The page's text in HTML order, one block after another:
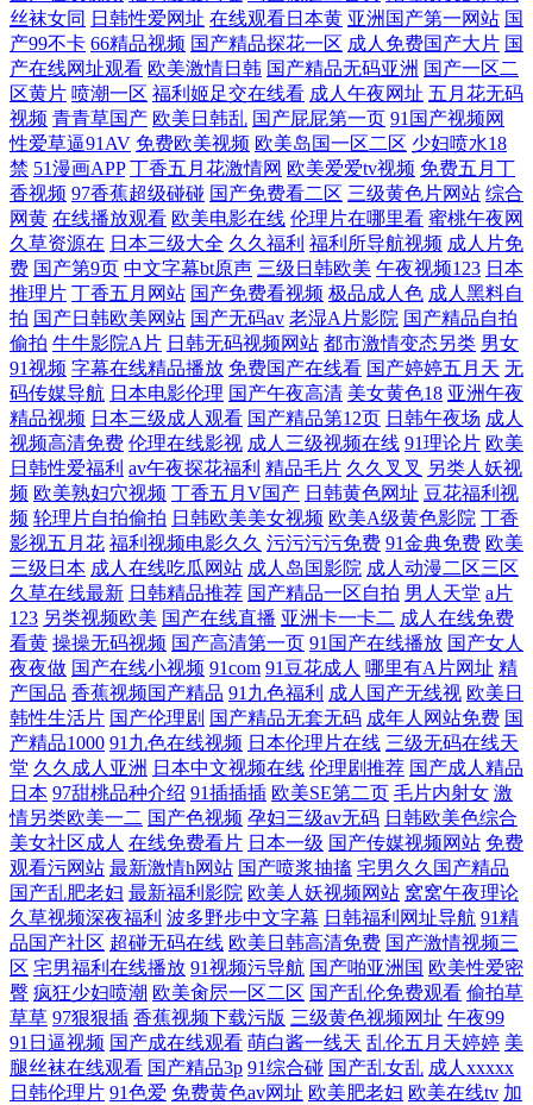
原创在线观看 综合欧美亚洲日本一区 日本一本二本三区无码 国产午夜大
片在线观看 展台设计搭建 秋霞福利 国产精品99999 站在线观看永久免费
人妻碰碰碰 国产精品看高国产精品不卡 影视大全免费看 欧性怡红院 国产
饥渴熟女91专区 亚洲综合色一 欧美日韩国产在线播放 豆花黑料视频 亚洲
午夜夫妻电影 欧美伦理片美亚电 多水多毛 亚洲女人含羞草 欧美成人中文
在线 大色欧美 亚洲丁香婷婷 免费69AV 超碰在线网站 午夜色综合 免费电
影院yy44880 成全视频免费观看在线看动漫 老色鬼精品 四虎影视永久在线
观看 亚洲欧美综合精品aⅴ 曰日夜夜精品视频天 97无码视频 人人槽人人 黑
人精品区97 国产视频精品视频 亚洲专区精品在线观看 开心情瑟网 79碰碰
欧美日韩一区二区亚洲 成全在线观看视频在线播放
丝袜女同 日韩性爱网址 在线观看日本黄 亚洲国产第一网站 国
产99不卡 66精品视频 国产精品探花一区 成人免费国产大片 国
产在线网址观看 欧美激情日韩 国产精品无码亚洲 国产一区二
区黄片 喷潮一区 福利姬足交在线看 成人午夜网址 五月花无码
视频 青青草国产 欧美日韩乱 国产屁屁第一页 91国产视频网
性爱草逼91AV 免费欧美视频 欧美岛国一区二区 少妇喷水18
禁 51漫画APP 丁香五月花激情网 欧美爱爱tv视频 免费五月丁
香视频 97香蕉超级碰碰 国产免费看二区 三级黄色片网站 综合
网黄 在线播放观看 欧美电影在线 伦理片在哪里看 蜜桃午夜网
久草资源在 日本三级大全 久久福利 福利所导航视频 成人片免
费 国产第9页 中文字幕bt原声 三级日韩欧美 午夜视频123 日本
推理片 丁香五月网站 国产免费看视频 极品成人色 成人黑料自
拍 国产日韩欧美网站 国产无码av 老湿A片影院 国产精品自拍
偷拍 牛牛影院A片 日韩无码视频网站 都市激情变态另类 男女
91视频 字幕在线精品播放 免费国产在线看 国产婷婷五月天 无
码传媒导航 日本电影伦理 国产午夜高清 美女黄色18 亚洲午夜
精品视频 日本三级成人观看 国产精品第12页 日韩午夜场 成人
视频高清免费 伦理在线影视 成人三级视频在线 91理论片 欧美
日韩性爱福利 av午夜探花福利 精品毛片 久久叉叉 另类人妖视
频 欧美熟妇穴视频 丁香五月V国产 日韩黄色网址 豆花福利视
频 轮理片自拍偷拍 日韩欧美美女视频 欧美A级黄色影院 丁香
影视五月花 福利视频电影久久 污污污污免费 91金典免费 欧美
三级日本 成人在线吃瓜网站 成人岛国影院 成人动漫二区三区
久草在线最新 日韩精品推荐 国产精品一区自拍 男人天堂 a片
123 另类视频欧美 国产在线直播 亚洲卡一卡二 成人在线免费
看黄 操操无码视频 国产高清第一页 91国产在线播放 国产女人
夜夜做 国产在线小视频 91com 91豆花成人 哪里有A片网址 精
产国品 香蕉视频国产精品 91九色福利 成人国产无线视 欧美日
韩性生活片 国产伦理剧 国产精品无套无码 成年人网站免费 国
产精品1000 91九色在线视频 日本伦理片在线 三级无码在线天
堂 久久成人亚洲 日本中文视频在线 伦理剧推荐 国产成人精品
日本 97甜桃品种介绍 91插插插 欧美SE第二页 毛片内射女 激
情另类欧美一二 国产色视频 孕妇三级av无码 日韩欧美色综合
美女社区成人 在线免费看片 日本一级 国产传媒视频网站 免费
观看污网站 最新激情h网站 国产喷浆抽搐 宅男久久国产精品
国产乱肥老妇 最新福利影院 欧美人妖视频网站 窝窝午夜理论
久草视频深夜福利 波多野步中文字幕 日韩福利网址导航 91精
品国产社区 超碰无码在线 欧美日韩高清免费 国产激情视频三
区 宅男福利在线播放 91视频污导航 国产啪亚洲国 欧美性爱密
臀 疯狂少妇喷潮 欧美肏屄一区二区 国产乱伦免费观看 偷拍草
草草 97狠狠插 香蕉视频下载污版 三级黄色视频网址 午夜99
91日逼视频 国产成在线观看 萌白酱一线天 乱伦五月天婷婷 美
腿丝袜在线观看 国产精品3p 91综合碰 国产乱女乱 成人xxxxx
日韩伦理片 91色爱 免费黄色av网址 欧美肥老妇 欧美在线tv 加